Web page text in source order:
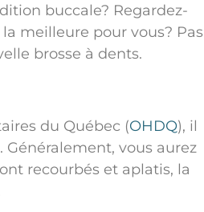
buccale? Regardez-
meilleure pour vous? Pas
brosse à dents.
du Québec (OHDQ), il
vous aurez
recourbés et aplatis, la